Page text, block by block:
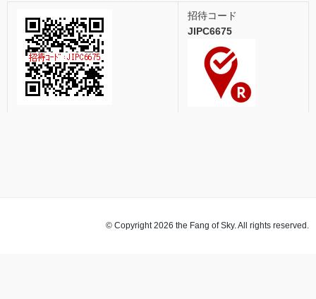
招待コード
JIPC6675
© Copyright 2026 the Fang of Sky. All rights reserved.